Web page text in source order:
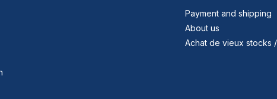
Payment and shipping
About us
Achat de vieux stocks